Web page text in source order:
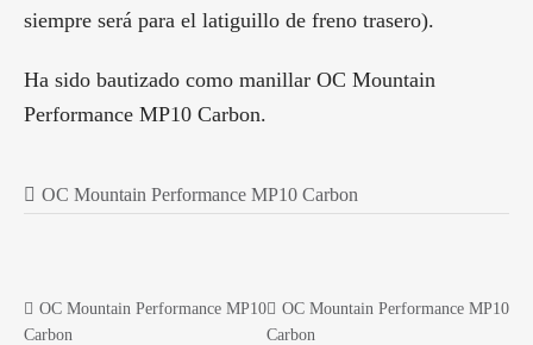
siempre será para el latiguillo de freno trasero).
Ha sido bautizado como manillar OC Mountain
Performance MP10 Carbon.
OC Mountain Performance MP10 Carbon
OC Mountain Performance MP10
Carbon
OC Mountain Performance MP10
Carbon